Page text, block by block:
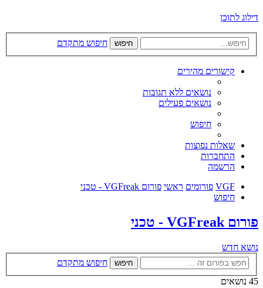
דילוג לתוכן
חיפוש חיפוש מתקדם
קישורים מהירים
נושאים ללא תגובות
נושאים פעילים
חיפוש
שאלות נפוצות
התחברות
הרשמה
VGF פורומים ראשי פורום VGFreak - טכני
חיפוש
פורום VGFreak - טכני
נושא חדש
חיפוש
חיפוש מתקדם
45 נושאים